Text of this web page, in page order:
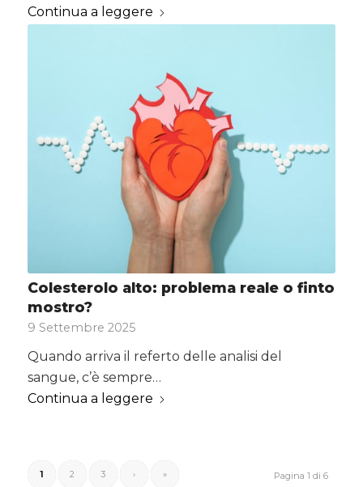
Continua a leggere
Colesterolo alto: problema reale o finto
mostro?
9 Settembre 2025
Quando arriva il referto delle analisi del
sangue, c’è sempre…
Continua a leggere
Pagina 1 di 6
1 2 3 › »